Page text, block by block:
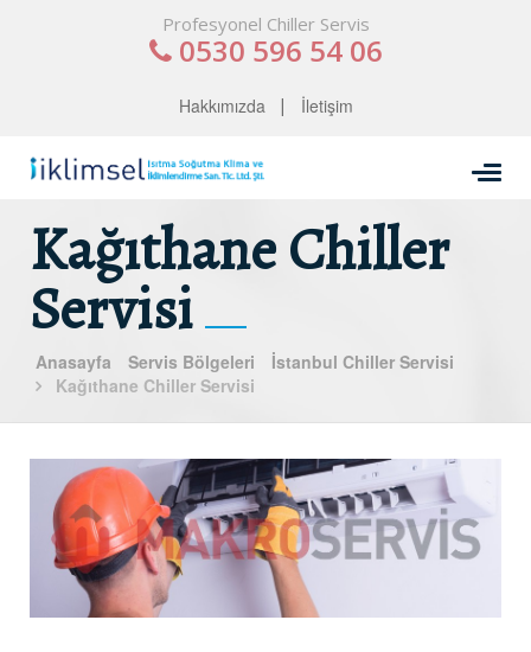
Profesyonel Chiller Servis
0530 596 54 06
Hakkımızda İletişim
Kağıthane Chiller
Servisi
Anasayfa Servis Bölgeleri
İstanbul Chiller Servisi
Kağıthane Chiller Servisi